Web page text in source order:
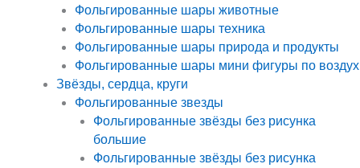
Фольгированные шары животные
Фольгированные шары техника
Фольгированные шары природа и продукты
Фольгированные шары мини фигуры по воздух
Звёзды, сердца, круги
Фольгированные звезды
Фольгированные звёзды без рисунка
большие
Фольгированные звёзды без рисунка